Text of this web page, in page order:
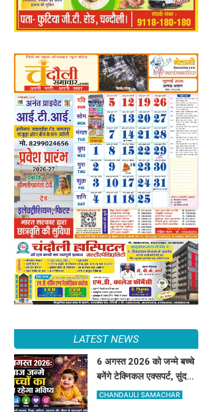
LATEST NEWS
6 अगस्त 2026 को जन्मे बच्चे
बनेंगे टेक्निकल एक्सपर्ट, सुंदर
रूप-रंग और करियर में मिलेगी
CHANDAULI SAMACHAR